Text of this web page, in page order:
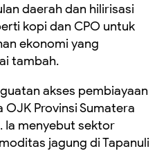
daerah dan hilirisasi
kopi dan CPO untuk
ekonomi yang
tambah.
akses pembiayaan
Provinsi Sumatera
Ia menyebut sektor
jagung di Tapanuli